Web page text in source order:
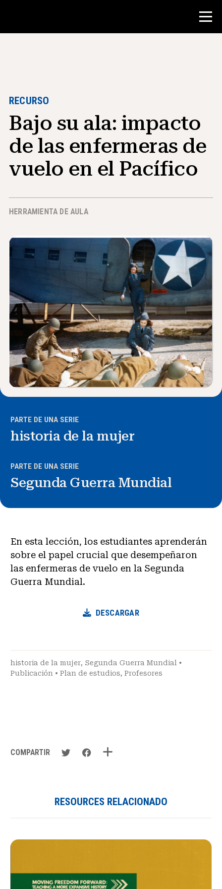
Recursos para maestros
Herramientas para el aula
Cursos
institutos
Enseñanza de Habilidades de
Asesoramiento a estudiantes de NHD
Noticias y Eventos
Acerca de NHD
Involucrarse
RECURSO
Bajo su ala: impacto
de las enfermeras de
vuelo en el Pacífico
HERRAMIENTA DE AULA
PARTE DE UNA SERIE
historia de la mujer
PARTE DE UNA SERIE
Segunda Guerra Mundial
En esta lección, los estudiantes aprenderán
sobre el papel crucial que desempeñaron
las enfermeras de vuelo en la Segunda
Guerra Mundial.
DESCARGAR
historia de la mujer, Segunda Guerra Mundial •
Publicación • Plan de estudios, Profesores
COMPARTIR
RESOURCES RELACIONADO